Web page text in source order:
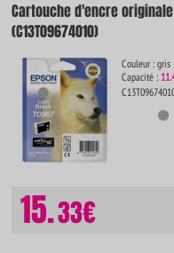
Cartouche d'encre originale
(C13T09674010)
Couleur : gris
Capacité :
15.33€